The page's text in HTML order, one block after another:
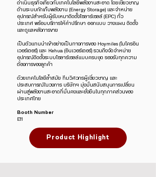
ดำเนินธุรกิจเกี่ยวกับเทคโนโลยีพลังงานสะอาด โดยเชี่ยวชาญ
ด้านระบบกักเก็บพลังงาน (Energy Storage) และจำหน่าย
อุปกรณ์สำหรับผู้รับเหมาติดตั้งโซลาร์เซลล์ (EPC) ทั่ว
ประเทศ พร้อมบริการให้คำปรึกษา ออกแบบ วางแผน ติดตั้ง
และดูแลหลังการขาย
เป็นตัวแทนนำเข้าอย่างเป็นทางการของ Hoymiles (ไมโครอิน
เวอร์เตอร์) และ Kehua (อินเวอร์เตอร์) รวมถึงจัดจำหน่าย
อุปกรณ์ติดตั้งระบบโซลาร์เซลล์แบบครบชุด รองรับทุกความ
ต้องการของลูกค้า
ด้วยเทคโนโลยีล้ำสมัย ทีมวิศวกรผู้เชี่ยวชาญ และ
ประสบการณ์ในวงการ บริษัทฯ มุ่งมั่นสนับสนุนการเปลี่ยน
ผ่านสู่พลังงานสะอาดที่มั่นคงและยั่งยืนในทุกภาคส่วนของ
ประเทศไทย
Booth Number
E11
Product Highlight